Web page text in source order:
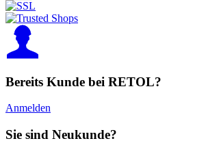
Bereits Kunde bei RETOL?
Anmelden
Sie sind Neukunde?